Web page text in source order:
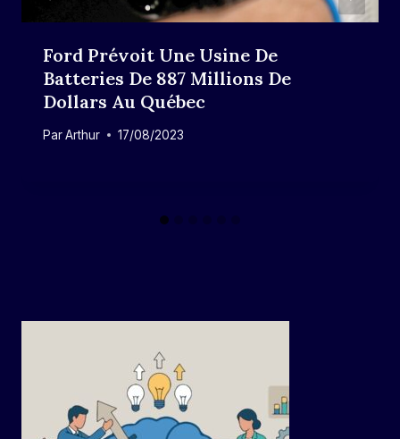
Ford Prévoit Une Usine De
Batteries De 887 Millions De
Dollars Au Québec
ParArthur 17/08/2023